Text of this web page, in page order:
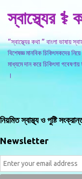
স্বাস্থ্যের ⚕️
"স্বাস্থ্যের কথা " বাংলা ভাষায়
বিশেষজ্ঞ মানবিক চিকিৎসকদের
মাধ্যমে দান করে চিকিৎসা
।
নিয়মিত স্বাস্থ্য ও পুষ্টি
Newsletter